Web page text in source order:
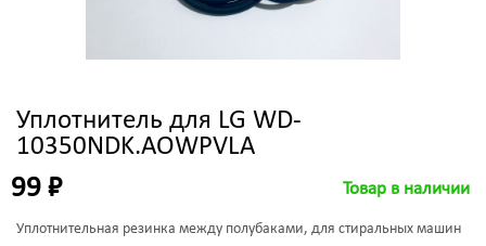
Уплотнитель для LG WD-
10350NDK.AOWPVLA
99 ₽ Товар в наличии
Уплотнительная резинка между полубаками, для стиральных машин